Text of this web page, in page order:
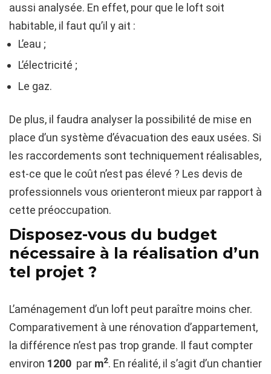
aussi analysée. En effet, pour que le loft soit
habitable, il faut qu’il y ait :
L’eau ;
L’électricité ;
Le gaz.
De plus, il faudra analyser la possibilité de mise en
place d’un système d’évacuation des eaux usées. Si
les raccordements sont techniquement réalisables,
est-ce que le coût n’est pas élevé ? Les devis de
professionnels vous orienteront mieux par rapport à
cette préoccupation.
Disposez-vous du budget
nécessaire à la réalisation d’un
tel projet ?
L’aménagement d’un loft peut paraître moins cher.
Comparativement à une rénovation d’appartement,
la différence n’est pas trop grande. Il faut compter
environ 1200  par m2. En réalité, il s’agit d’un chantier